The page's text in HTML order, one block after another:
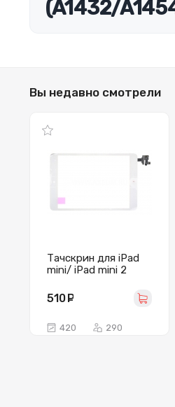
(A1432/
Вы недавно смотрели
Тачскрин для iPad
mini/ iPad mini 2
(A1432/A1454/A1455/
A1489/A1490/A1491)
510
420 290